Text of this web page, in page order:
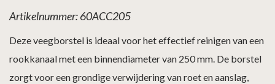
Artikelnummer: 60ACC205
Deze veegborstel is ideaal voor het effectief reinigen van een
rookkanaal met een binnendiameter van 250 mm. De borstel
zorgt voor een grondige verwijdering van roet en aanslag,